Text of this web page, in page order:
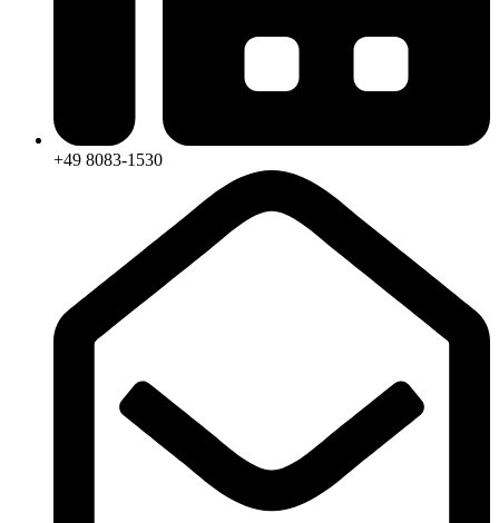
+49 8083-1530